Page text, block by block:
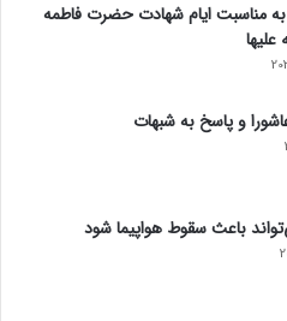
مناسبت ایام شهادت حضرت فاطمه
علیها
و پاسخ به شبهات